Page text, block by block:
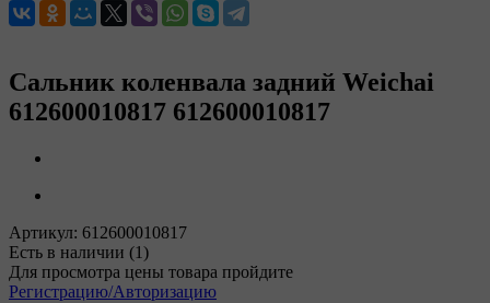
Сальник коленвала задний Weichai
612600010817 612600010817
Артикул: 612600010817
Есть в наличии (1)
Для просмотра цены товара пройдите
Регистрацию/Авторизацию